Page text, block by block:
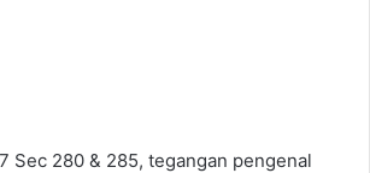
Sec 280 & 285, tegangan pengenal